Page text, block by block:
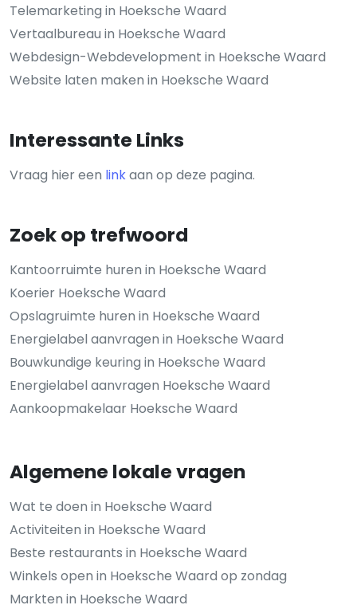
Telemarketing in Hoeksche Waard
Vertaalbureau in Hoeksche Waard
Webdesign-Webdevelopment in Hoeksche Waard
Website laten maken in Hoeksche Waard
Interessante Links
Vraag hier een linkaan op deze pagina.
Zoek op trefwoord
Kantoorruimte huren in Hoeksche Waard
Koerier Hoeksche Waard
Opslagruimte huren in Hoeksche Waard
Energielabel aanvragen in Hoeksche Waard
Bouwkundige keuring in Hoeksche Waard
Energielabel aanvragen Hoeksche Waard
Aankoopmakelaar Hoeksche Waard
Algemene lokale vragen
Wat te doen in Hoeksche Waard
Activiteiten in Hoeksche Waard
Beste restaurants in Hoeksche Waard
Winkels open in Hoeksche Waard op zondag
Markten in Hoeksche Waard